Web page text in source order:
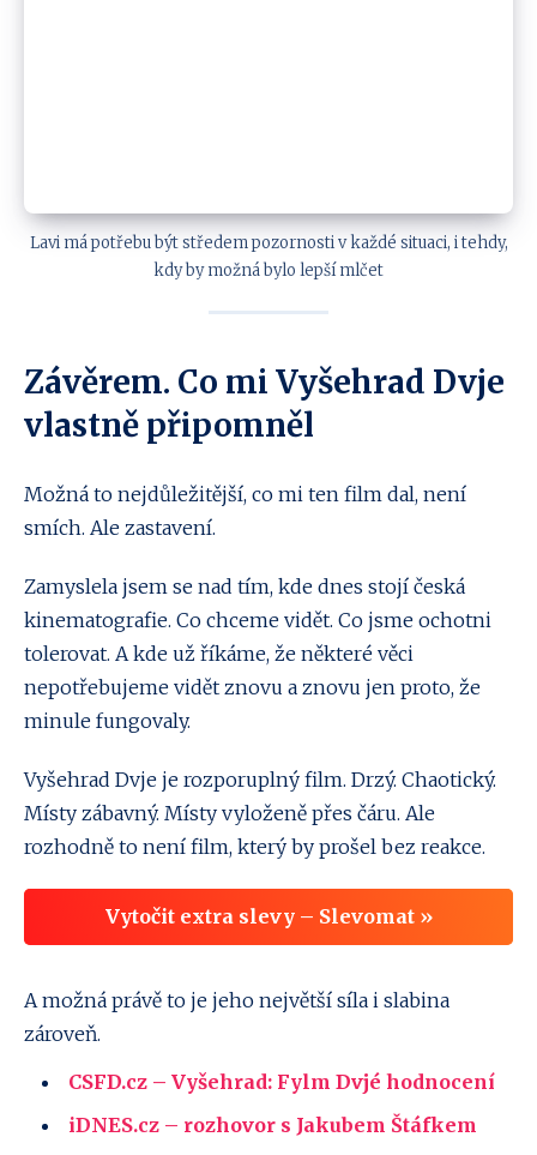
Lavi má potřebu být středem pozornosti v každé situaci, i tehdy,
kdy by možná bylo lepší mlčet
Závěrem. Co mi Vyšehrad Dvje
vlastně připomněl
Možná to nejdůležitější, co mi ten film dal, není
smích. Ale zastavení.
Zamyslela jsem se nad tím, kde dnes stojí česká
kinematografie. Co chceme vidět. Co jsme ochotni
tolerovat. A kde už říkáme, že některé věci
nepotřebujeme vidět znovu a znovu jen proto, že
minule fungovaly.
Vyšehrad Dvje je rozporuplný film. Drzý. Chaotický.
Místy zábavný. Místy vyloženě přes čáru. Ale
rozhodně to není film, který by prošel bez reakce.
Vytočit extra slevy – Slevomat »
A možná právě to je jeho největší síla i slabina
zároveň.
CSFD.cz – Vyšehrad: Fylm Dvjé hodnocení
iDNES.cz – rozhovor s Jakubem Štáfkem